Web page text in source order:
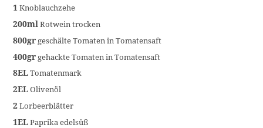
1 Knoblauchzehe
200mlRotwein trocken
800gr geschälte Tomaten in Tomatensaft
400gr gehackte Tomaten in Tomatensaft
8ELTomatenmark
2ELOlivenöl
2Lorbeerblätter
1ELPaprika edelsüß